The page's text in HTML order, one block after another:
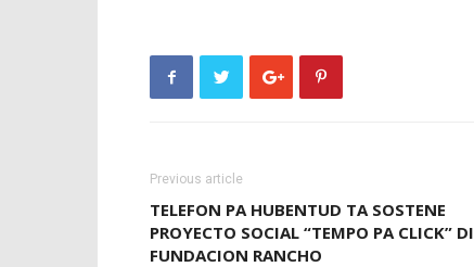
Previous article
TELEFON PA HUBENTUD TA SOSTENE
PROYECTO SOCIAL “TEMPO PA CLICK” DI
FUNDACION RANCHO